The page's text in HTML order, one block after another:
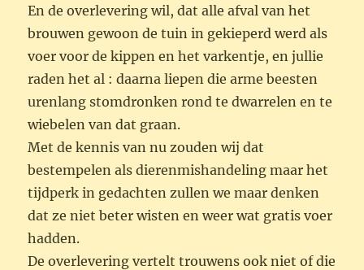
En de overlevering wil, dat alle afval van het
brouwen gewoon de tuin in gekieperd werd als
voer voor de kippen en het varkentje, en jullie
raden het al : daarna liepen die arme beesten
urenlang stomdronken rond te dwarrelen en te
wiebelen van dat graan.
Met de kennis van nu zouden wij dat
bestempelen als dierenmishandeling maar het
tijdperk in gedachten zullen we maar denken
dat ze niet beter wisten en weer wat gratis voer
hadden.
De overlevering vertelt trouwens ook niet of die